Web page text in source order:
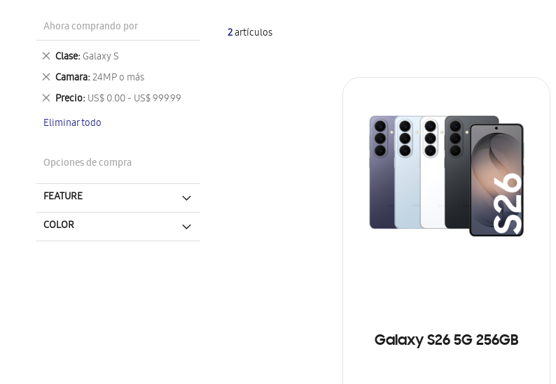
2artículos
Galaxy S26 5G 256GB
Ahora comprando por
Clase Galaxy S
Eliminar
este
artículo
Camara 24MP o más
Eliminar
este
artículo
Precio US$ 0.00 - US$ 999.99
Eliminar
artículo
Eliminar todo
Opciones de compra
FEATURE
COLOR